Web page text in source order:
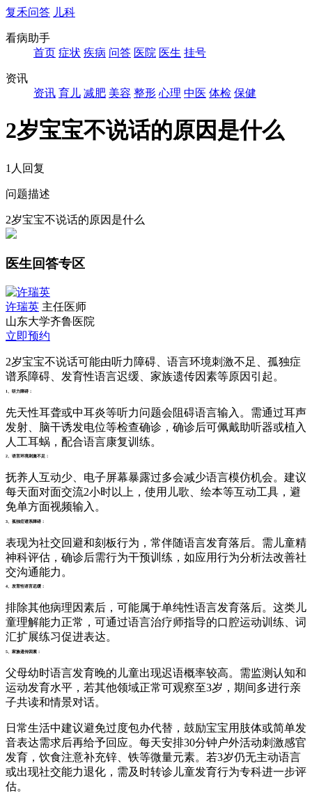
复禾问答 儿科
看病助手
首页 症状 疾病 问答 医院 医生 挂号
资讯
资讯 育儿 减肥 美容 整形 心理 中医 体检 保健
2岁宝宝不说话的原因是什么
1人回复
问题描述
2岁宝宝不说话的原因是什么
医生回答专区
许瑞英 主任医师
山东大学齐鲁医院
立即预约
2岁宝宝不说话可能由听力障碍、语言环境刺激不足、孤独症
谱系障碍、发育性语言迟缓、家族遗传因素等原因引起。
1、听力障碍：
先天性耳聋或中耳炎等听力问题会阻碍语言输入。需通过耳声
发射、脑干诱发电位等检查确诊，确诊后可佩戴助听器或植入
人工耳蜗，配合语言康复训练。
2、语言环境刺激不足：
抚养人互动少、电子屏幕暴露过多会减少语言模仿机会。建议
每天面对面交流2小时以上，使用儿歌、绘本等互动工具，避
免单方面视频输入。
3、孤独症谱系障碍：
表现为社交回避和刻板行为，常伴随语言发育落后。需儿童精
神科评估，确诊后需行为干预训练，如应用行为分析法改善社
交沟通能力。
4、发育性语言迟缓：
排除其他病理因素后，可能属于单纯性语言发育落后。这类儿
童理解能力正常，可通过语言治疗师指导的口腔运动训练、词
汇扩展练习促进表达。
5、家族遗传因素：
父母幼时语言发育晚的儿童出现迟语概率较高。需监测认知和
运动发育水平，若其他领域正常可观察至3岁，期间多进行亲
子共读和情景对话。
日常生活中建议避免过度包办代替，鼓励宝宝用肢体或简单发
音表达需求后再给予回应。每天安排30分钟户外活动刺激感官
发育，饮食注意补充锌、铁等微量元素。若3岁仍无主动语言
或出现社交能力退化，需及时转诊儿童发育行为专科进一步评
估。